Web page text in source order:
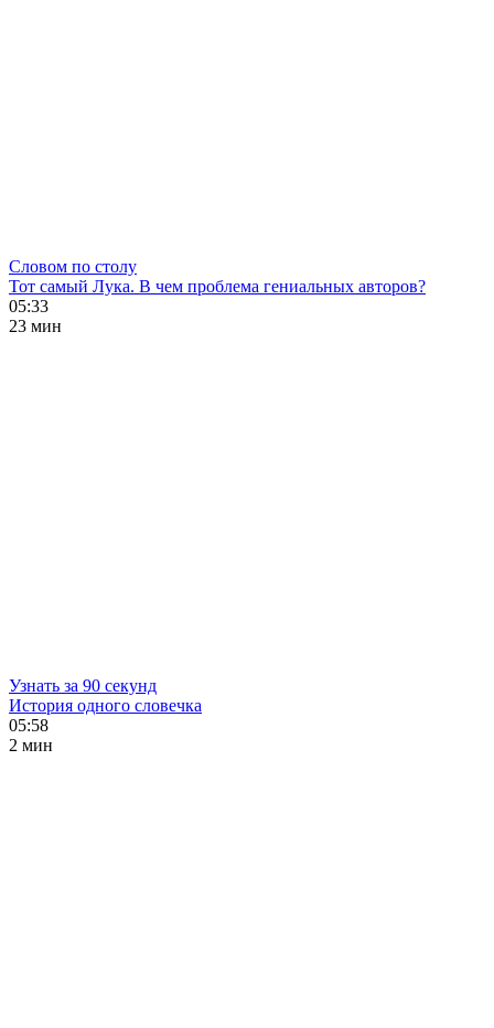
Словом по столу
Тот самый Лука. В чем проблема гениальных авторов?
05:33
23 мин
Узнать за 90 секунд
История одного словечка
05:58
2 мин